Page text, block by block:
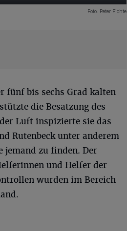
Foto: Peter Fichte
fünf bis sechs Grad kalten
die Besatzung des
Luft inspizierte sie das
Rutenbeck unter anderem
jemand zu finden. Der
und Helfer der
wurden im Bereich